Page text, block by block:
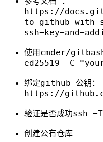
https://
to-github-with-
ssh-key-and-
使用cmder/
ed25519 -C
绑定github 公钥：
https://
验证是否成功ssh -
创建公有仓库